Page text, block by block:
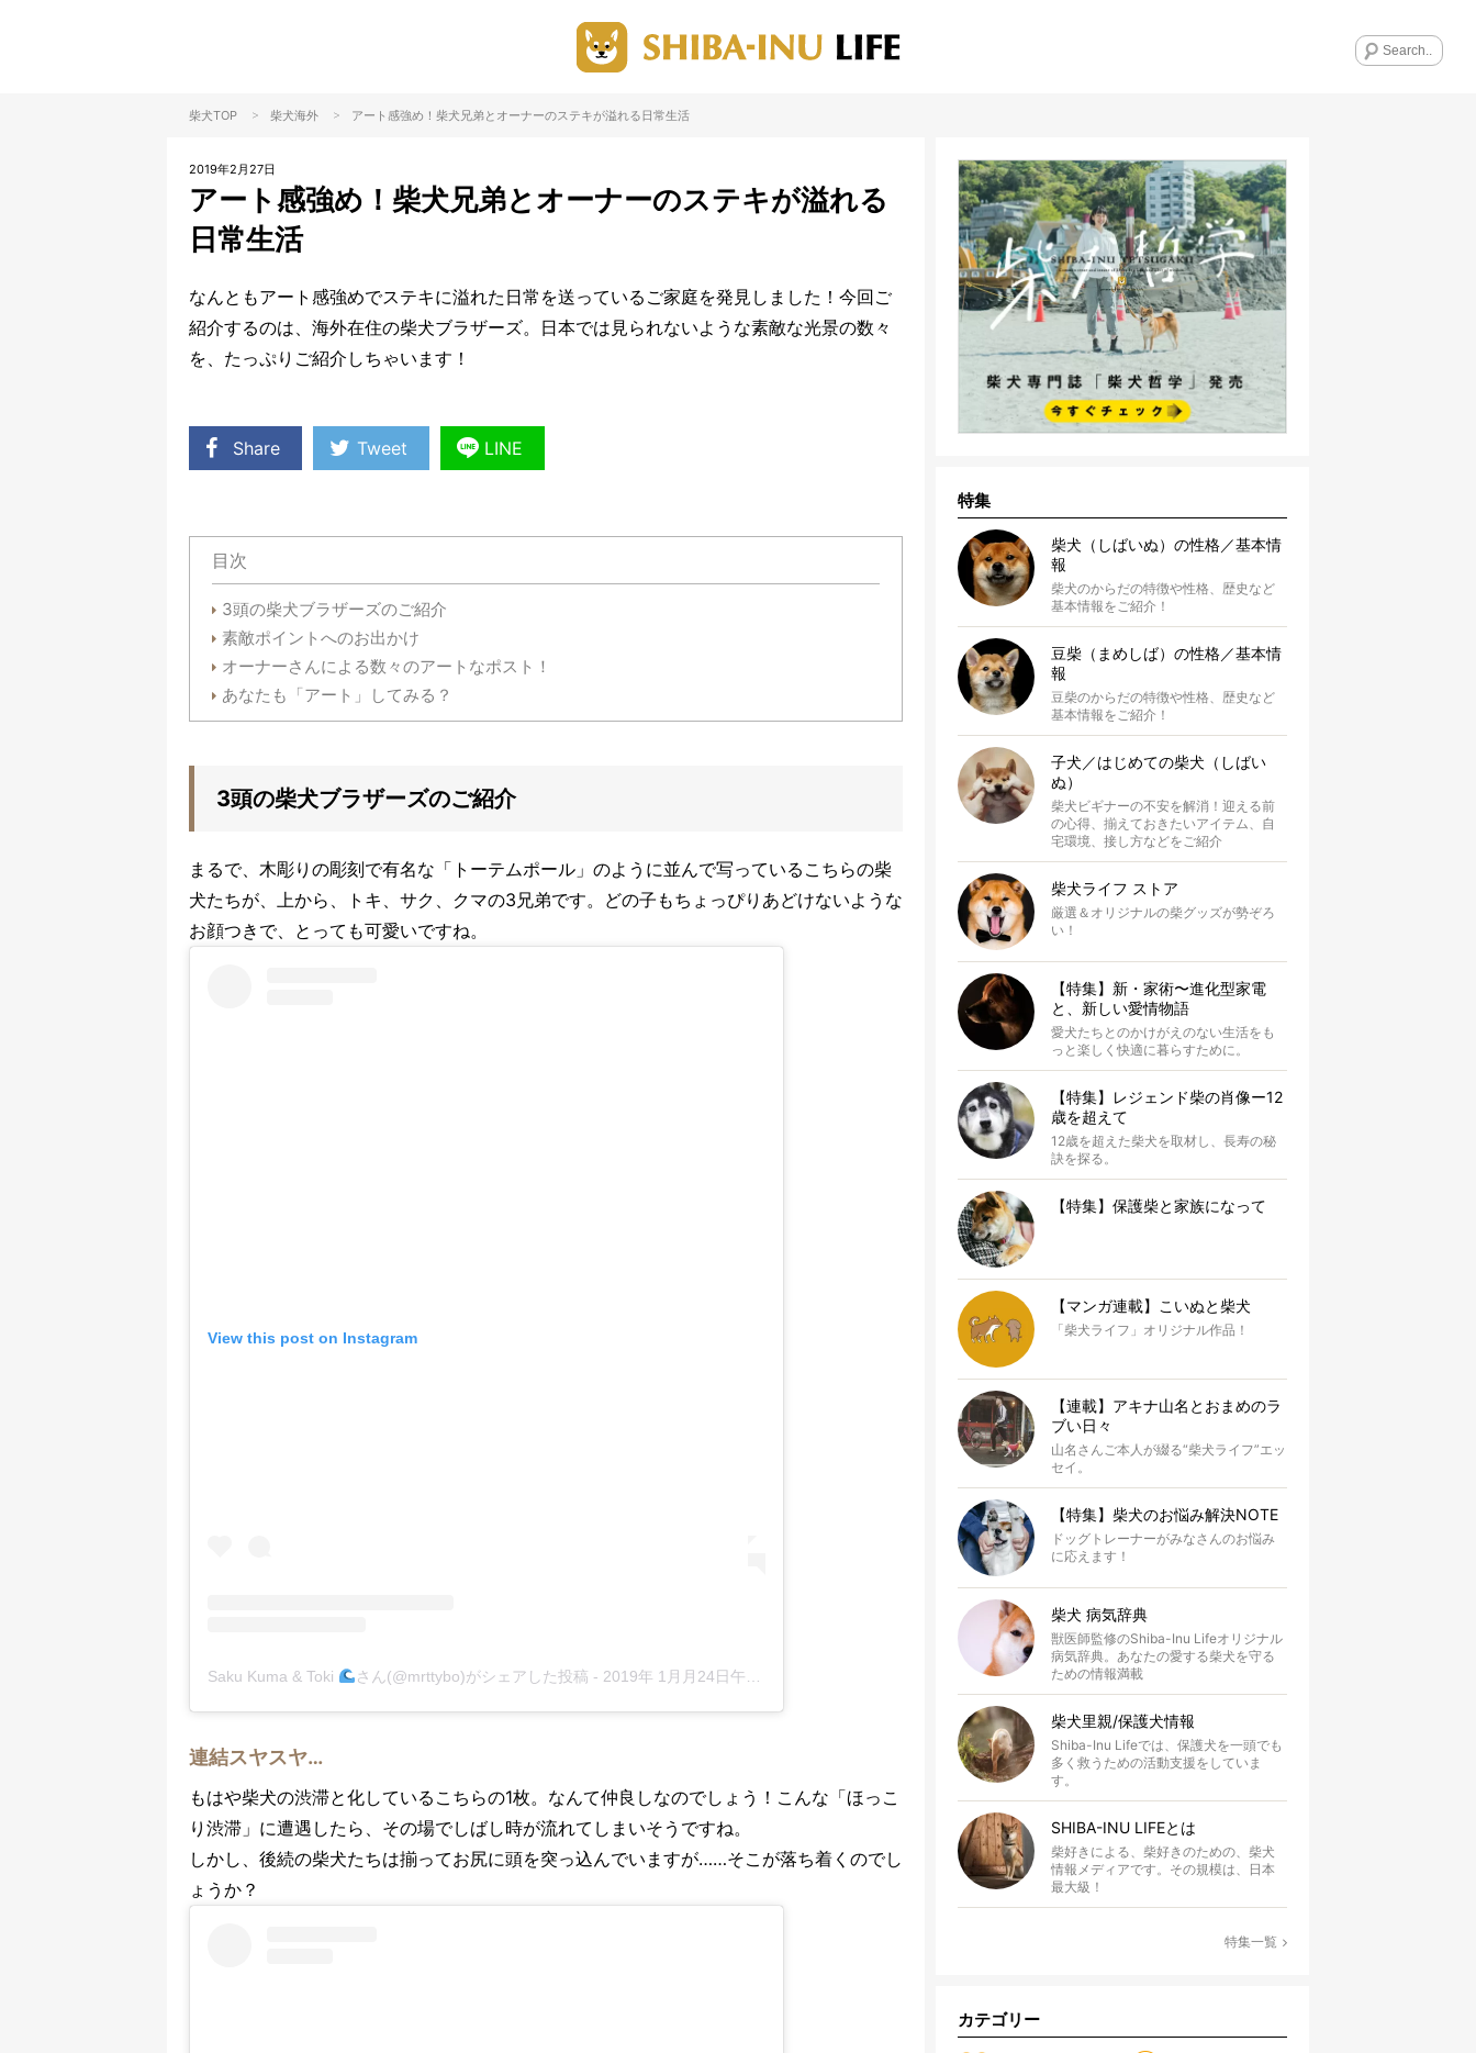
柴犬TOP > 柴犬海外 > アート感強め！柴犬兄弟とオーナーのステキが溢れる日常生活
2019年2月27日
アート感強め！柴犬兄弟とオーナーのステキが溢れる
日常生活
なんともアート感強めでステキに溢れた日常を送っているご家庭を発見しました！今回ご
紹介するのは、海外在住の柴犬ブラザーズ。日本では見られないような素敵な光景の数々
を、たっぷりご紹介しちゃいます！
Share Tweet LINE
目次
3頭の柴犬ブラザーズのご紹介
素敵ポイントへのお出かけ
オーナーさんによる数々のアートなポスト！
あなたも「アート」してみる？
3頭の柴犬ブラザーズのご紹介
まるで、木彫りの彫刻で有名な「トーテムポール」のように並んで写っているこちらの柴
犬たちが、上から、トキ、サク、クマの3兄弟です。どの子もちょっぴりあどけないような
お顔つきで、とっても可愛いですね。
View this post on Instagram
Saku Kuma & Toki さん(@mrttybo)がシェアした投稿 - 2019年 1月月24日午後8時24分PST
連結スヤスヤ…
もはや柴犬の渋滞と化しているこちらの1枚。なんて仲良しなのでしょう！こんな「ほっこ
り渋滞」に遭遇したら、その場でしばし時が流れてしまいそうですね。
しかし、後続の柴犬たちは揃ってお尻に頭を突っ込んでいますが……そこが落ち着くのでし
ょうか？
特集
柴犬（しばいぬ）の性格／基本情
報
柴犬のからだの特徴や性格、歴史など
基本情報をご紹介！
豆柴（まめしば）の性格／基本情
報
豆柴のからだの特徴や性格、歴史など
基本情報をご紹介！
子犬／はじめての柴犬（しばい
ぬ）
柴犬ビギナーの不安を解消！迎える前
の心得、揃えておきたいアイテム、自
宅環境、接し方などをご紹介
柴犬ライフ ストア
厳選＆オリジナルの柴グッズが勢ぞろ
い！
【特集】新・家術〜進化型家電
と、新しい愛情物語
愛犬たちとのかけがえのない生活をも
っと楽しく快適に暮らすために。
【特集】レジェンド柴の肖像ー12
歳を超えて
12歳を超えた柴犬を取材し、長寿の秘
訣を探る。
【特集】保護柴と家族になって
【マンガ連載】こいぬと柴犬
「柴犬ライフ」オリジナル作品！
【連載】アキナ山名とおまめのラ
ブい日々
山名さんご本人が綴る“柴犬ライフ”エッ
セイ。
【特集】柴犬のお悩み解決NOTE
ドッグトレーナーがみなさんのお悩み
に応えます！
柴犬 病気辞典
獣医師監修のShiba-Inu Lifeオリジナル
病気辞典。あなたの愛する柴犬を守る
ための情報満載
柴犬里親/保護犬情報
Shiba-Inu Lifeでは、保護犬を一頭でも
多く救うための活動支援をしていま
す。
SHIBA-INU LIFEとは
柴好きによる、柴好きのための、柴犬
情報メディアです。その規模は、日本
最大級！
特集一覧
カテゴリー